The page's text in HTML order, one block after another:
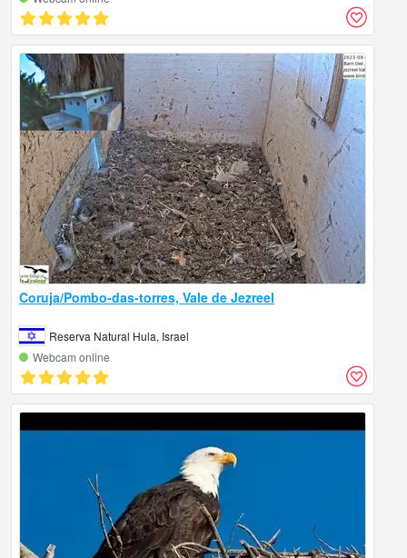
Coruja/Pombo-das-torres, Vale de Jezreel
Reserva Natural Hula, Israel
Webcam online